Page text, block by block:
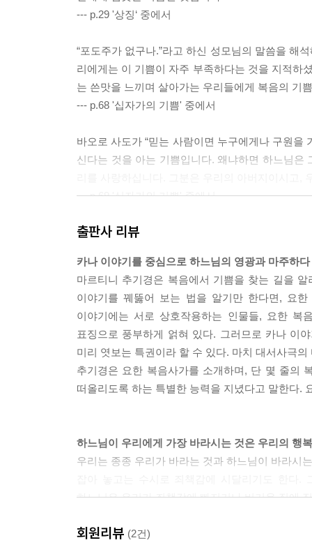
--- p.29 '상징‘ 중에서
“포도주가 없구나.”라고 하신 성모님의 말씀을 해
리에게는 이 기쁨이 자주 부족하다는 것을 지적하
는 쓴맛을 느끼며 살아가는 우리들에게 복음의 기
--- p.68 '십자가의 기쁨' 중에서
바오로 사도가 “믿는 사람이면 누구에게나 구원을
신다는 것을 아는 기쁨입니다. 왜냐하면 하느님
--- p.69 '십자가의 기쁨' 중에서
하느님의 영광이란 바로 사람이 죽지 않고 사는
대신 짊어지고는 끝까지 책임지시며, 우리 한 사
--- pp.76~77 '카나에서 영광이 드러나다' 중에서
“나는 길이요 진리요 생명이다. 나를 통하지 않고
죽으셨으며 십자가를 통해 우리를 구원하신 분’
이 하느님 아버지의 무한한 자비와 힘과 영광을
습니다.
출판사 리뷰
카나 이야기를 중심으로 하느님의 영광과 마주하다
마르티니 추기경은 복음에서 기쁨을 찾는 길을
이야기를 꿰뚫어 보는 법을 알기만 한다면, 요
이야기에는 서로 상호작용하는 인물들, 요한
표징으로 풍부하게 얽혀 있다. 그러므로 카나 이
미리 엿보는 특권이라 할 수 있다. 마치 대서사극
추기경은 요한 복음사가를 소개하며, 단 몇 줄의
떠올리도록 하는 특별한 능력을 지녔다고 말한다.
하느님이 우리에게 가장 바라시는 것은 우리의 행
우리는 종종 우리가 바라는 것과 하느님이 바라시
하느님은 우리가 죄책감에 빠지거나 버거운 짐에
하느님이 가장 바라시는 것은 우리의 행복과 기
회원리뷰 (2건)